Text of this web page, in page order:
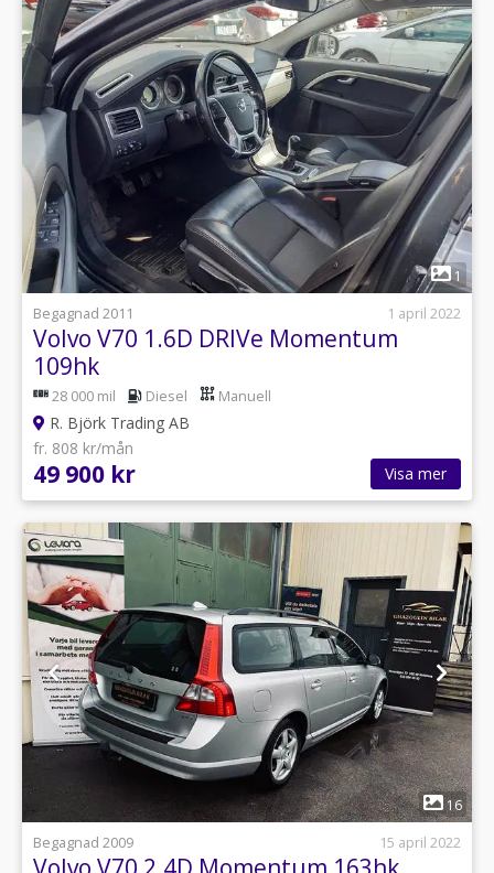
1
Begagnad 2011
1 april 2022
Volvo V70 1.6D DRIVe Momentum
109hk
28 000 mil Diesel Manuell
R. Björk Trading AB
fr. 808 kr/mån
49 900 kr Visa mer
16
Begagnad 2009
15 april 2022